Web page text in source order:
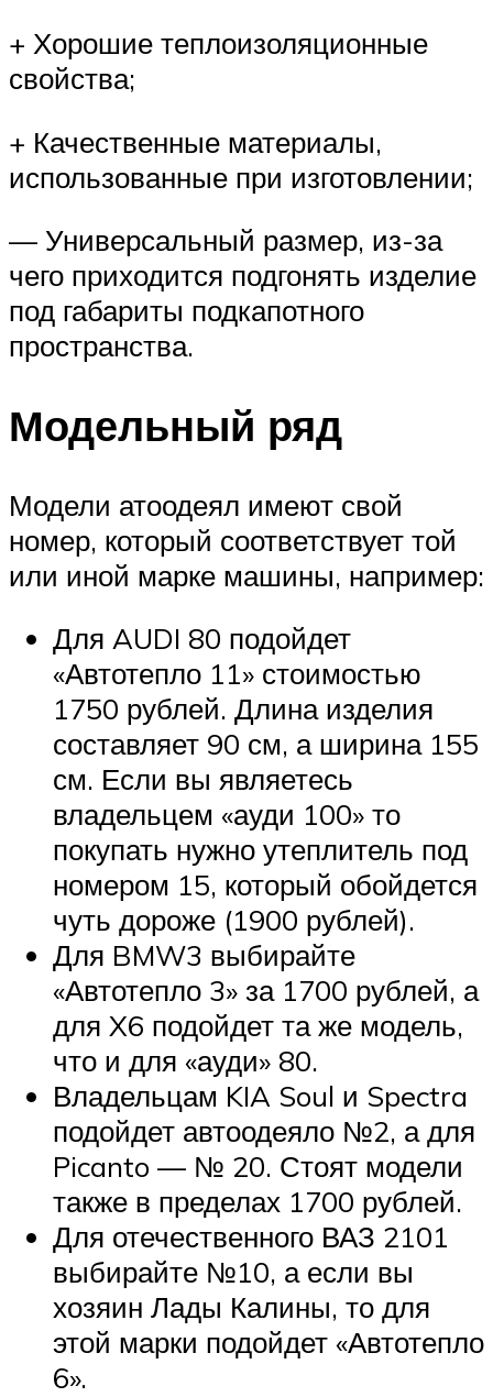
+ Хорошие теплоизоляционные
свойства;
+ Качественные материалы,
использованные при изготовлении;
— Универсальный размер, из-за
чего приходится подгонять изделие
под габариты подкапотного
пространства.
Модельный ряд
Модели атоодеял имеют свой
номер, который соответствует той
или иной марке машины, например:
Для AUDI 80 подойдет
«Автотепло 11» стоимостью
1750 рублей. Длина изделия
составляет 90 см, а ширина 155
см. Если вы являетесь
владельцем «ауди 100» то
покупать нужно утеплитель под
номером 15, который обойдется
чуть дороже (1900 рублей).
Для BMW3 выбирайте
«Автотепло 3» за 1700 рублей, а
для X6 подойдет та же модель,
что и для «ауди» 80.
Владельцам KIA Soul и Spectra
подойдет автоодеяло №2, а для
Picanto — № 20. Стоят модели
также в пределах 1700 рублей.
Для отечественного ВАЗ 2101
выбирайте №10, а если вы
хозяин Лады Калины, то для
этой марки подойдет «Автотепло
6».